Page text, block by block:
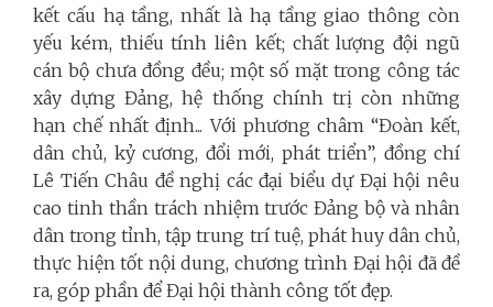
kết cấu hạ tầng, nhất là hạ tầng giao thông còn
yếu kém, thiếu tính liên kết; chất lượng đội ngũ
cán bộ chưa đồng đều; một số mặt trong công tác
xây dựng Đảng, hệ thống chính trị còn những
hạn chế nhất định... Với phương châm “Đoàn kết,
dân chủ, kỷ cương, đổi mới, phát triển”, đồng chí
Lê Tiến Châu đề nghị các đại biểu dự Đại hội nêu
cao tinh thần trách nhiệm trước Đảng bộ và nhân
dân trong tỉnh, tập trung trí tuệ, phát huy dân chủ,
thực hiện tốt nội dung, chương trình Đại hội đã đề
ra, góp phần để Đại hội thành công tốt đẹp.